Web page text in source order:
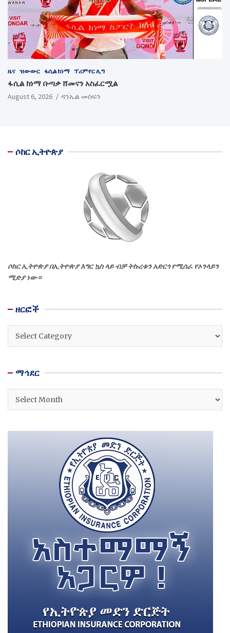
ዜና ዝውውር ፋሲል ከነማ ፕሪምየር ሊግ
ፋሲል ከነማ ቡጣቃ ሸመናን አስፈርሟል
August 6, 2026 ዳንኤል መስፍን
ሶከር ኢትዮጵያ
ሶከር ኢትዮጵያ በኢትዮጵያ እግር ኳስ ላይ ብቻ ትኩረቱን አድርጎ የሚሰራ የኦንላይን
ሚድያ ነው።
ዘርፎች
ዘርፎች
ማኅደር
ማኅደር